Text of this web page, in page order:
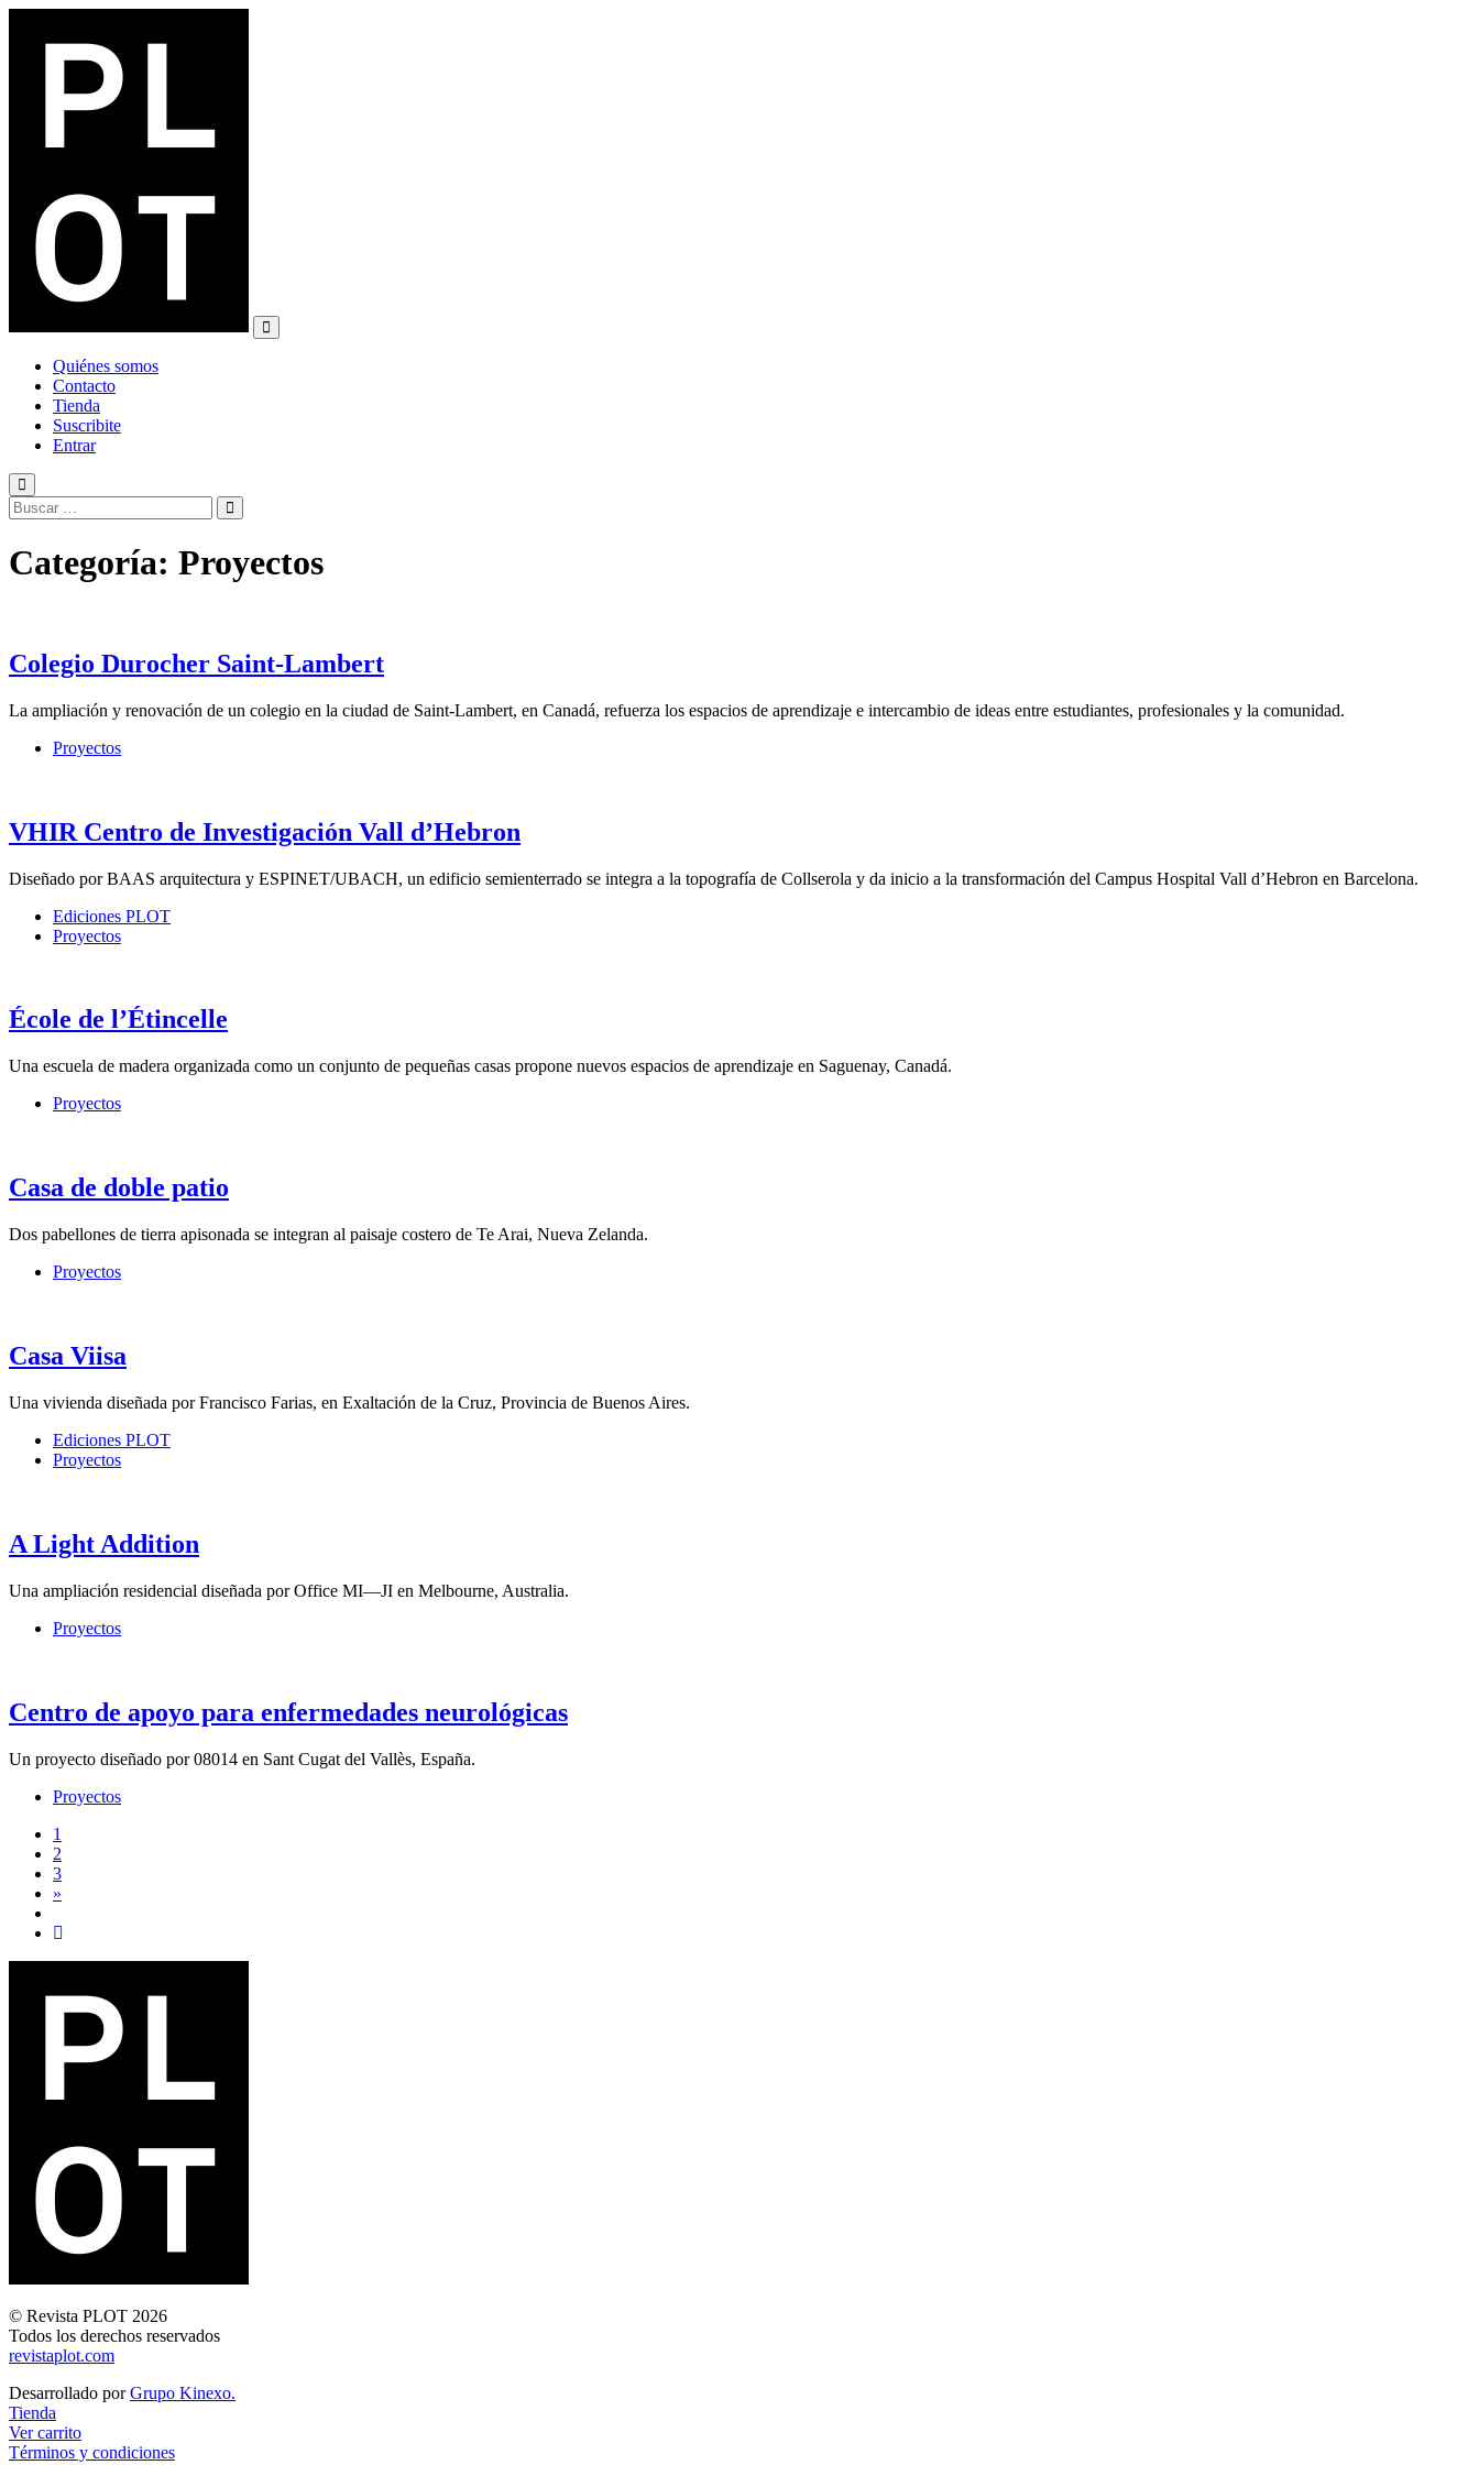
contenido
Quiénes somos
Contacto
Tienda
Suscribite
Entrar
Categoría: Proyectos
Colegio Durocher Saint-Lambert
La ampliación y renovación de un colegio en la ciudad de Saint-Lambert, en Canadá, refuerza los espacios de aprendizaje e intercambio de ideas entre estudiantes, profesionales y la comunidad.
Proyectos
VHIR Centro de Investigación Vall d’Hebron
Diseñado por BAAS arquitectura y ESPINET/UBACH, un edificio semienterrado se integra a la topografía de Collserola y da inicio a la transformación del Campus Hospital Vall d’Hebron en Barcelona.
Ediciones PLOT
Proyectos
École de l’Étincelle
Una escuela de madera organizada como un conjunto de pequeñas casas propone nuevos espacios de aprendizaje en Saguenay, Canadá.
Proyectos
Casa de doble patio
Dos pabellones de tierra apisonada se integran al paisaje costero de Te Arai, Nueva Zelanda.
Proyectos
Casa Viisa
Una vivienda diseñada por Francisco Farias, en Exaltación de la Cruz, Provincia de Buenos Aires.
Ediciones PLOT
Proyectos
A Light Addition
Una ampliación residencial diseñada por Office MI—JI en Melbourne, Australia.
Proyectos
Centro de apoyo para enfermedades neurológicas
Un proyecto diseñado por 08014 en Sant Cugat del Vallès, España.
Proyectos
1
2
3
»
© Revista PLOT 2026
Todos los derechos reservados
revistaplot.com
Desarrollado porGrupo Kinexo.
Tienda
Ver carrito
Términos y condiciones